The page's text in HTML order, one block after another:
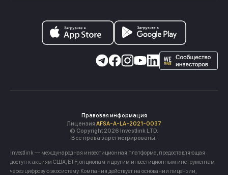
Правовая информация
Лицензия AFSA-A-LA-2021-0037
© Copyright 2026 Investlink LTD.
Все права зарегистрированы.
Investlink — международная инвестиционная платформа, предоставляющая
доступ к акциям США, ETF, опционам и другим инвестиционным инструментам
через цифровую экосистему. Компания действует на основании лицензии,